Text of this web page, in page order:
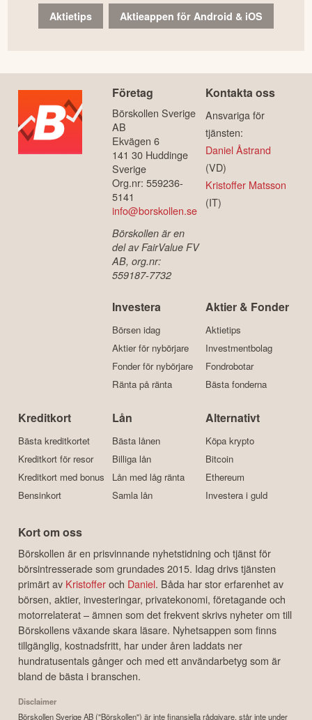
Aktietips Aktieappen för Android & iOS
Företag
Börskollen Sverige
AB
Ekvägen 6
141 30 Huddinge
Sverige
Org.nr: 559236-
5141
info@borskollen.se
Börskollen är en
del av FairValue FV
AB, org.nr:
559187-7732
Kontakta oss
Ansvariga för
tjänsten:
Daniel Åstrand
(VD)
Kristoffer Matsson
(IT)
Investera
Börsen idag
Aktier för nybörjare
Fonder för nybörjare
Ränta på ränta
Aktier & Fonder
Aktietips
Investmentbolag
Fondrobotar
Bästa fonderna
Kreditkort
Bästa kreditkortet
Kreditkort för resor
Kreditkort med bonus
Bensinkort
Lån
Bästa lånen
Billiga lån
Lån med låg ränta
Samla lån
Alternativt
Köpa krypto
Bitcoin
Ethereum
Investera i guld
Kort om oss
Börskollen är en prisvinnande nyhetstidning och tjänst för
börsintresserade som grundades 2015. Idag drivs tjänsten
primärt av Kristofferoch Daniel. Båda har stor erfarenhet av
börsen, aktier, investeringar, privatekonomi, företagande och
motorrelaterat – ämnen som det frekvent skrivs nyheter om till
Börskollens växande skara läsare. Nyhetsappen som finns
tillgänglig, kostnadsfritt, har under åren laddats ner
hundratusentals gånger och med ett användarbetyg som är
bland de bästa i branschen.
Disclaimer
Börskollen Sverige AB ("Börskollen") är inte finansiella rådgivare, står inte under